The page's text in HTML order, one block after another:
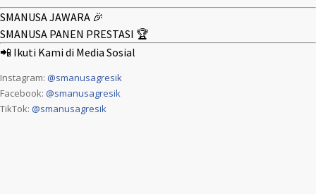
SMANUSA JAWARA 🎉
SMANUSA PANEN PRESTASI 🏆
📲 Ikuti Kami di Media Sosial
Instagram: @smanusagresik
Facebook: @smanusagresik
TikTok: @smanusagresik